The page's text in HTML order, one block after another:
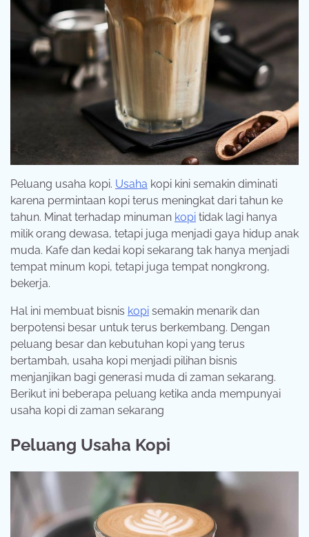
Peluang usaha kopi. Usaha kopi kini semakin diminati
karena permintaan kopi terus meningkat dari tahun ke
tahun. Minat terhadap minuman kopi tidak lagi hanya
milik orang dewasa, tetapi juga menjadi gaya hidup anak
muda. Kafe dan kedai kopi sekarang tak hanya menjadi
tempat minum kopi, tetapi juga tempat nongkrong,
bekerja.
Hal ini membuat bisnis kopi semakin menarik dan
berpotensi besar untuk terus berkembang. Dengan
peluang besar dan kebutuhan kopi yang terus
bertambah, usaha kopi menjadi pilihan bisnis
menjanjikan bagi generasi muda di zaman sekarang.
Berikut ini beberapa peluang ketika anda mempunyai
usaha kopi di zaman sekarang
Peluang Usaha Kopi